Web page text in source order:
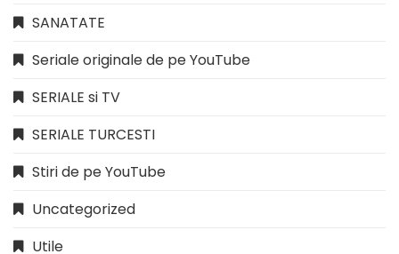
SANATATE
Seriale originale de pe YouTube
SERIALE si TV
SERIALE TURCESTI
Stiri de pe YouTube
Uncategorized
Utile